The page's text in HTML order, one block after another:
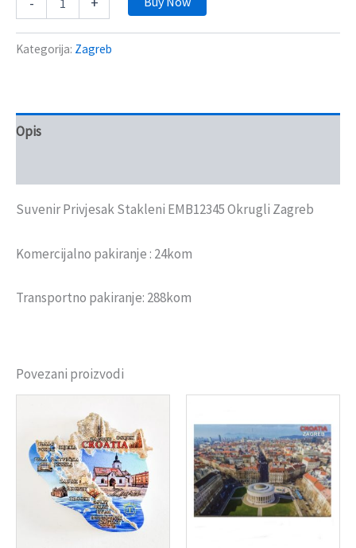
Kategorija: Zagreb
Opis
Suvenir Privjesak Stakleni EMB12345 Okrugli Zagreb
Komercijalno pakiranje : 24kom
Transportno pakiranje: 288kom
Povezani proizvodi